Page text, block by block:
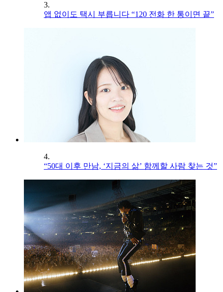
3.
앱 없이도 택시 부릅니다 “120 전화 한 통이면 끝”
4.
“50대 이후 만남, ‘지금의 삶’ 함께할 사람 찾는 것”